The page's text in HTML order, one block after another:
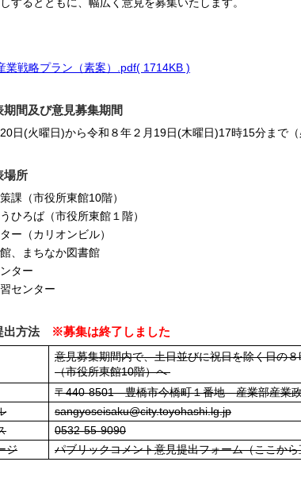
するとともに、幅広く意見を募集いたします。
業戦略プラン（素案）.pdf( 1714KB )
期間及び意見募集期間
日(火曜日)から令和８年２月19日(木曜日)17時15分まで
場所
課（市役所東館10階）
ひろば（市役所東館１階）
ー（カリオンビル）
、まちなか図書館
ター
センター
出方法 ※募集は終了しました
意見募集期間内で、土日並びに祝日を除く日の
（市役所東館10階）へ
〒440-8501 豊橋市今橋町１番地 産業部産業
sangyoseisaku@city.toyohashi.lg.jp
0532-55-9090
ジ
パブリックコメント意見提出フォーム（ここか